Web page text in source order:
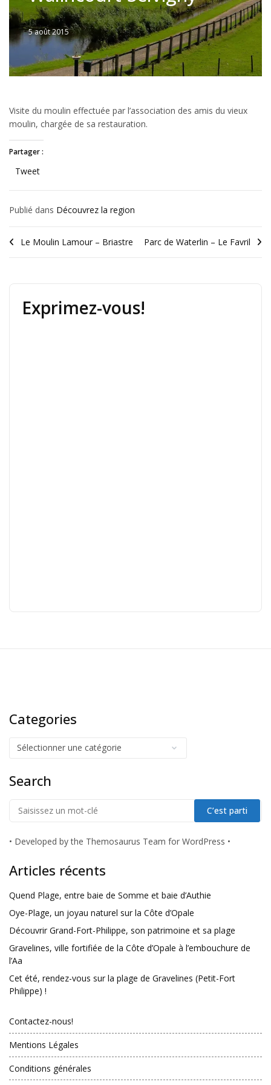
Written
JFLANDRIN
5 août 2015
Visite du moulin effectuée par l’association des amis du vieux
moulin, chargée de sa restauration.
Partager :
Tweet
Publié dans Découvrez la region
Le Moulin Lamour – Briastre Parc de Waterlin – Le Favril
Exprimez-vous!
Categories
Search
• Developed by the Themosaurus Team for WordPress •
Articles récents
Quend Plage, entre baie de Somme et baie d’Authie
Oye-Plage, un joyau naturel sur la Côte d’Opale
Découvrir Grand-Fort-Philippe, son patrimoine et sa plage
Gravelines, ville fortifiée de la Côte d’Opale à l’embouchure de
l’Aa
Cet été, rendez-vous sur la plage de Gravelines (Petit-Fort
Philippe) !
Contactez-nous!
Mentions Légales
Conditions générales